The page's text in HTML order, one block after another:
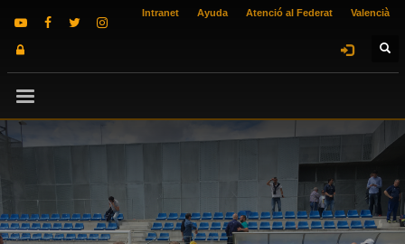
Intranet Ayuda Atenció al Federat Valencià